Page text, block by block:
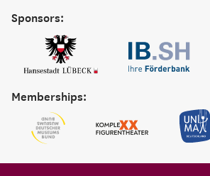
Sponsors:
Memberships: